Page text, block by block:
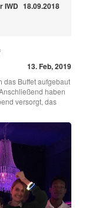
IWD 18.09.2018
13. Feb, 2019
das Buffet aufgebaut
haben
versorgt, das